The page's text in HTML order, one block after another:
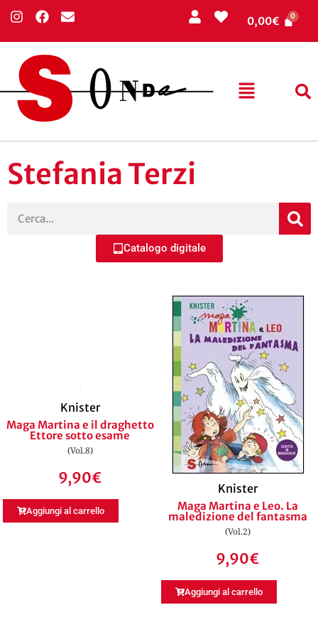
0,00€
Stefania Terzi
Catalogo digitale
Knister
Maga Martina e il draghetto
Ettore sotto esame
(Vol.8)
9,90€
Aggiungi al carrello
Knister
Maga Martina e Leo. La
maledizione del fantasma
(Vol.2)
9,90€
Aggiungi al carrello